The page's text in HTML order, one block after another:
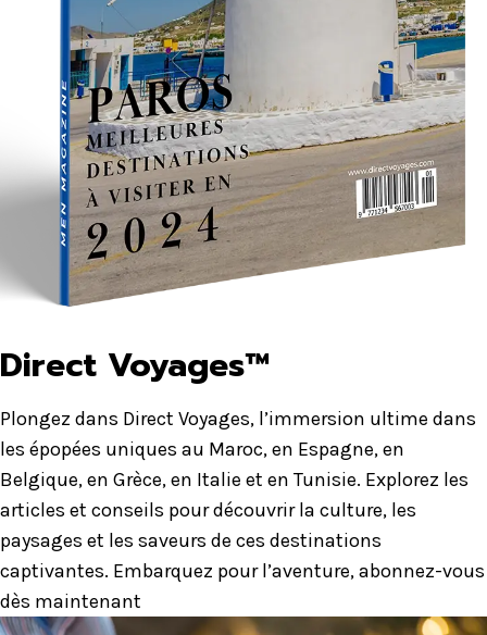
Direct Voyages™
Plongez dans Direct Voyages, l’immersion ultime dans
les épopées uniques au Maroc, en Espagne, en
Belgique, en Grèce, en Italie et en Tunisie. Explorez les
articles et conseils pour découvrir la culture, les
paysages et les saveurs de ces destinations
captivantes. Embarquez pour l’aventure, abonnez-vous
dès maintenant